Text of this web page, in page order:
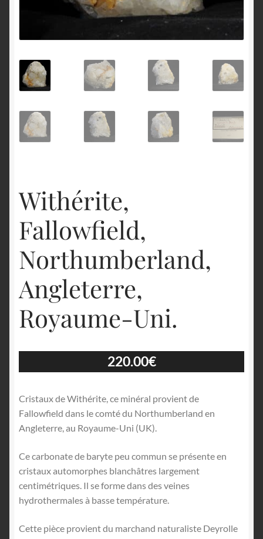
Withérite,
Fallowfield,
Northumberland,
Angleterre,
Royaume-Uni.
220.00€
Cristaux de Withérite, ce minéral provient de
Fallowfield dans le comté du Northumberland en
Angleterre, au Royaume-Uni (UK).
Ce carbonate de baryte peu commun se présente en
cristaux automorphes blanchâtres largement
centimétriques. Il se forme dans des veines
hydrothermales à basse température.
Cette pièce provient du marchand naturaliste Deyrolle